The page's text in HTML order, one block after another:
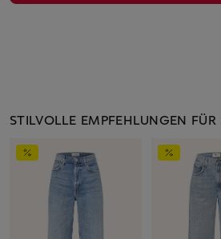
STILVOLLE EMPFEHLUNGEN FÜR